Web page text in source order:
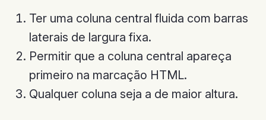
Ter uma coluna central fluida com barras
laterais de largura fixa.
Permitir que a coluna central apareça
primeiro na marcação HTML.
Qualquer coluna seja a de maior altura.